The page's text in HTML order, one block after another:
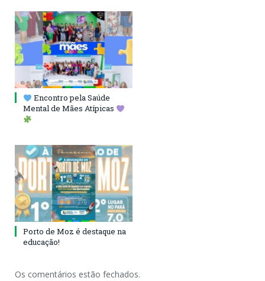
Encontro pela Saúde
Mental de Mães Atípicas
Porto de Moz é destaque na
educação!
Os comentários estão fechados.